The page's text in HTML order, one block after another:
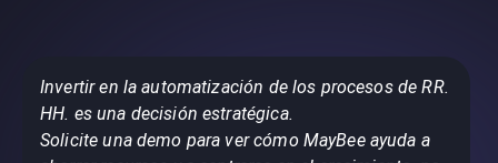
Invertir en la automatización de los procesos de RR.
HH. es una decisión estratégica.
Solicite una demo para ver cómo MayBee ayuda a